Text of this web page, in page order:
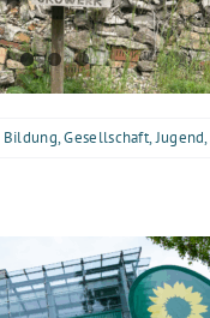
Bildung,Gesellschaft,Jugend,